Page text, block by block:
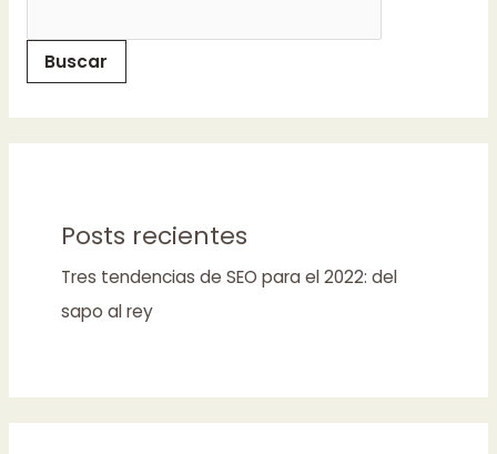
Buscar
Posts recientes
Tres tendencias de SEO para el 2022: del
sapo al rey